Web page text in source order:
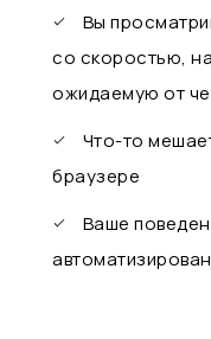
Вы
со скоростью,
ожидаемую от
Что-то
браузере
Ваше